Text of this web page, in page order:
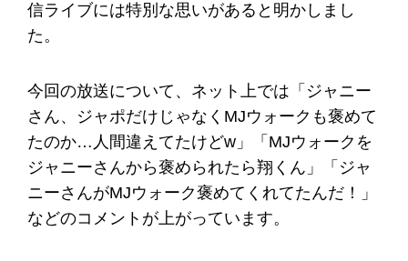
信ライブには特別な思いがあると明かしまし
た。
今回の放送について、ネット上では「ジャニー
さん、ジャポだけじゃなくMJウォークも褒めて
たのか…人間違えてたけどw」「MJウォークを
ジャニーさんから褒められたら翔くん」「ジャ
ニーさんがMJウォーク褒めてくれてたんだ！」
などのコメントが上がっています。